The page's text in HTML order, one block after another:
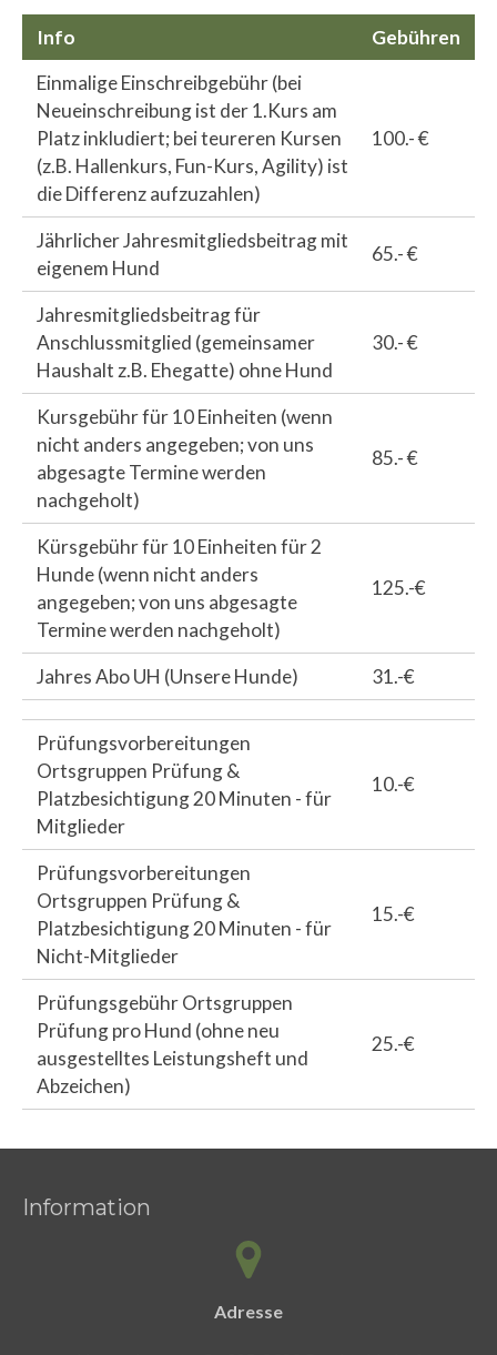
Info
Gebühren
Einmalige Einschreibgebühr (bei
Neueinschreibung ist der 1.Kurs am
Platz inkludiert; bei teureren Kursen
(z.B. Hallenkurs, Fun-Kurs, Agility) ist
die Differenz aufzuzahlen)
100.- €
Jährlicher Jahresmitgliedsbeitrag mit
eigenem Hund
65.- €
Jahresmitgliedsbeitrag für
Anschlussmitglied (gemeinsamer
Haushalt z.B. Ehegatte) ohne Hund
30.- €
Kursgebühr für 10 Einheiten (wenn
nicht anders angegeben; von uns
abgesagte Termine werden
nachgeholt)
85.- €
Kürsgebühr für 10 Einheiten für 2
Hunde (wenn nicht anders
angegeben; von uns abgesagte
Termine werden nachgeholt)
125.-€
Jahres Abo UH (Unsere Hunde) 31.-€
Prüfungsvorbereitungen
Ortsgruppen Prüfung &
Platzbesichtigung 20 Minuten - für
Mitglieder
10.-€
Prüfungsvorbereitungen
Ortsgruppen Prüfung &
Platzbesichtigung 20 Minuten - für
Nicht-Mitglieder
15.-€
Prüfungsgebühr Ortsgruppen
Prüfung pro Hund (ohne neu
ausgestelltes Leistungsheft und
Abzeichen)
25.-€
Information
Adresse